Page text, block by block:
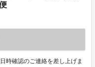
時確認のご連絡を差し上げま